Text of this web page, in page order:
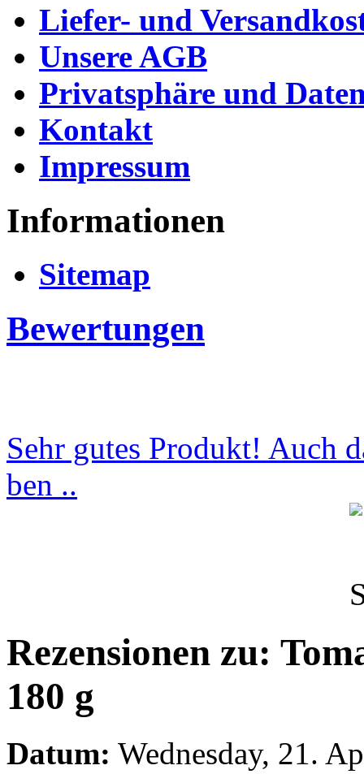
Liefer- und
Unsere AGB
Privatsphäre und
Kontakt
Impressum
Informationen
Sitemap
Bewertungen
Sehr gutes Produkt! Auch
ben ..
Rezensionen zu:
180 g
Datum: Wednesday, 21.